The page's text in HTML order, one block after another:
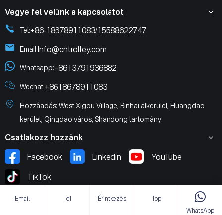
Vegye fel velünk a kapcsolatot
Tel:+86-18678911083/15588622747
Email:Info@cntrolley.com
Whatsapp:+8613791936882
Wechat:+8618678911083
Hozzáadás: West Xigou Village, Binhai alkerület, Huangdao
kerület, Qingdao város, Shandong tartomány
Csatlakozz hozzánk
Facebook
Linkedin YouTube
TikTok
Email Tel Érintkezés
Top
WhatsApp